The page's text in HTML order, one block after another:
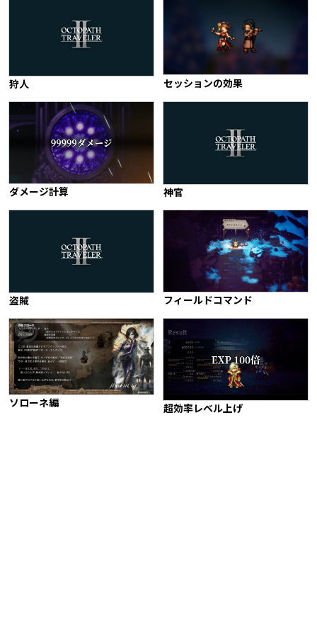
狩人 セッションの効果
ダメージ計算 神官
盗賊 フィールドコマンド
ソローネ編 超効率レベル上げ